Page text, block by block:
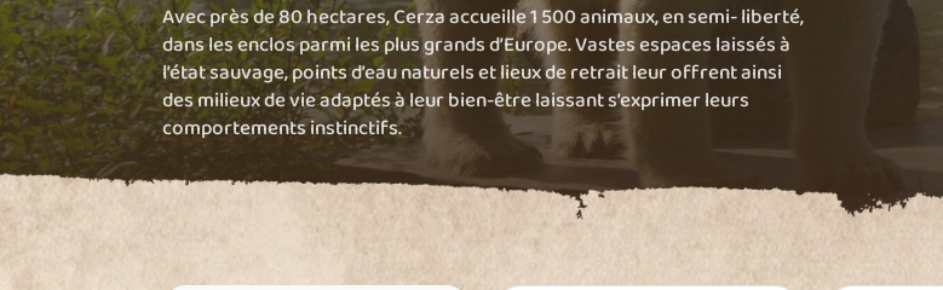
Avec près de 80 hectares, Cerza accueille 1 500 animaux, en semi- liberté,
dans les enclos parmi les plus grands d’Europe. Vastes espaces laissés à
l’état sauvage, points d’eau naturels et lieux de retrait leur offrent ainsi
des milieux de vie adaptés à leur bien-être laissant s’exprimer leurs
comportements instinctifs.